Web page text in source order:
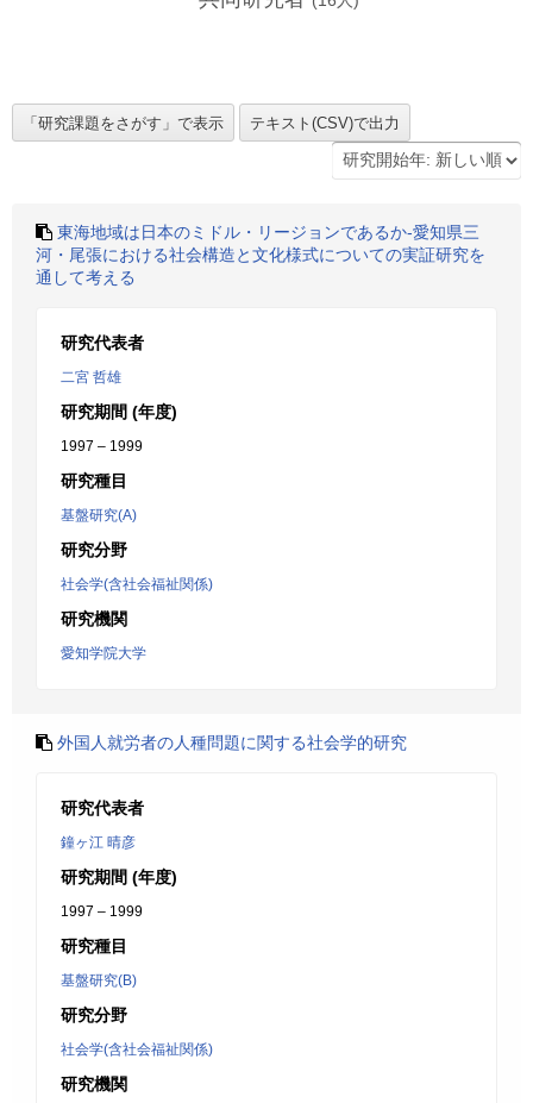
東海地域は日本のミドル・リージョンであるか-愛知県三
河・尾張における社会構造と文化様式についての実証研究を
通して考える
研究代表者
二宮 哲雄
研究期間 (年度)
1997 – 1999
研究種目
基盤研究(A)
研究分野
社会学(含社会福祉関係)
研究機関
愛知学院大学
外国人就労者の人種問題に関する社会学的研究
研究代表者
鐘ヶ江 晴彦
研究期間 (年度)
1997 – 1999
研究種目
基盤研究(B)
研究分野
社会学(含社会福祉関係)
研究機関